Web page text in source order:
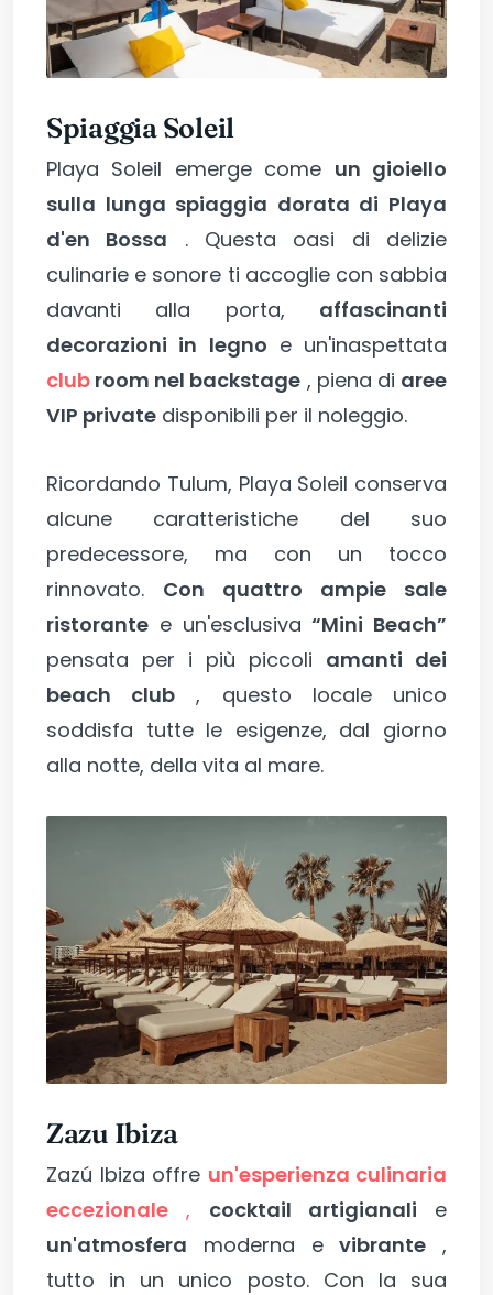
Spiaggia Soleil
Playa Soleil emerge come un gioiello
sulla lunga spiaggia dorata di Playa
d'en Bossa . Questa oasi di delizie
culinarie e sonore ti accoglie con sabbia
davanti alla porta, affascinanti
decorazioni in legno e un'inaspettata
club room nel backstage , piena di aree
VIP private disponibili per il noleggio.
Ricordando Tulum, Playa Soleil conserva
alcune caratteristiche del suo
predecessore, ma con un tocco
rinnovato. Con quattro ampie sale
ristorante e un'esclusiva“Mini Beach”
pensata per i più piccoli amanti dei
beach club , questo locale unico
soddisfa tutte le esigenze, dal giorno
alla notte, della vita al mare.
Zazu Ibiza
Zazú Ibiza offre un'esperienza culinaria
eccezionale , cocktail artigianali e
un'atmosfera moderna evibrante ,
tutto in un unico posto. Con la sua